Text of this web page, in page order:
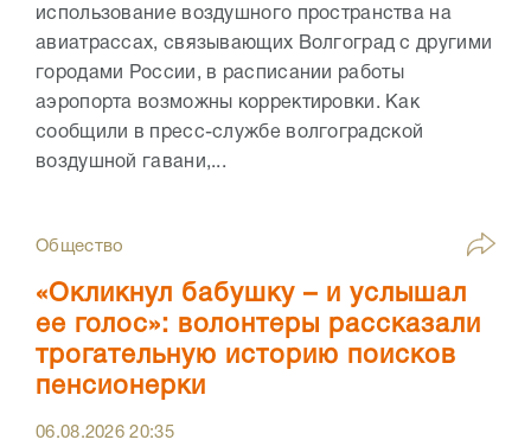
использование воздушного пространства на
авиатрассах, связывающих Волгоград с другими
городами России, в расписании работы
аэропорта возможны корректировки. Как
сообщили в пресс-службе волгоградской
воздушной гавани,...
Общество
«Окликнул бабушку – и услышал
ее голос»: волонтеры рассказали
трогательную историю поисков
пенсионерки
06.08.202620:35